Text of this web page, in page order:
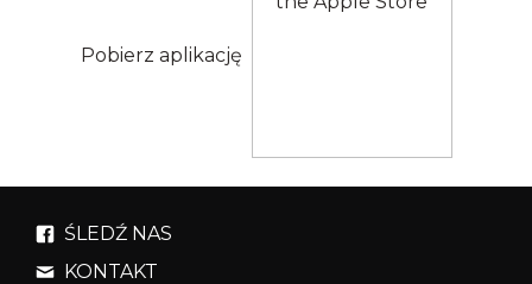
Pobierz aplikację
ŚLEDŹ NAS
KONTAKT